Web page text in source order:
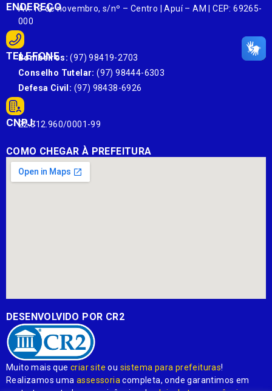
ENDEREÇO
Av. 13 de novembro, s/nº – Centro | Apuí – AM | CEP: 69265-
000
TELEFONE
Bombeiros: (97) 98419-2703
Conselho Tutelar: (97) 98444-6303
Defesa Civil: (97) 98438-6926
CNPJ:
22.812.960/0001-99
COMO CHEGAR À PREFEITURA
DESENVOLVIDO POR CR2
Muito mais quecriar site ou sistema para prefeituras!
Realizamos umaassessoria completa, onde garantimos em